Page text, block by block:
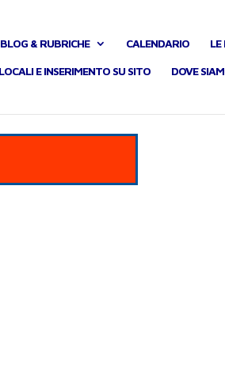
BLOG & RUBRICHE CALENDARIO LE
E INSERIMENTO SU SITO DOVE